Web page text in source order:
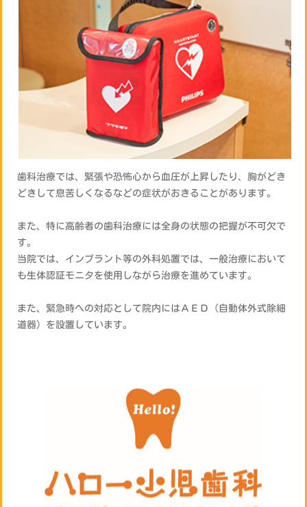
歯科治療では、緊張や恐怖心から血圧が上昇したり、胸がどき
どきして息苦しくなるなどの症状がおきることがあります。
また、特に高齢者の歯科治療には全身の状態の把握が不可欠で
す。
当院では、インプラント等の外科処置では、一般治療において
も生体認証モニタを使用しながら治療を進めています。
また、緊急時への対応として院内にはＡＥＤ（自動体外式除細
道器）を設置しています。